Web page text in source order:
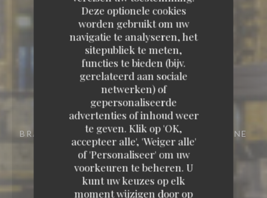
Deze optionele cookies
worden gebruikt om uw
navigatie te analyseren, het
sitepubliek te meten,
functies te bieden (bijv.
gerelateerd aan sociale
netwerken) of
gepersonaliseerde
advertenties of inhoud weer
te geven. Klik op 'OK,
accepteer alle', 'Weiger alle'
of 'Personaliseer' om uw
voorkeuren te beheren. U
kunt uw keuzes op elk
moment wijzigen door op
BRASSERIE - RESTAURANT
29 RUE VIVIENNE
75002 PARIS